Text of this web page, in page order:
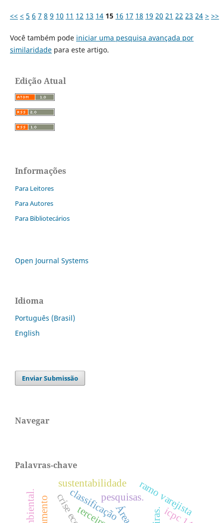
<< < 5 6 7 8 9 10 11 12 13 14 15 16 17 18 19 20 21 22 23 24 > >>
Você também pode iniciar uma pesquisa avançada por
similaridadepara este artigo.
Edição Atual
Informações
Para Leitores
Para Autores
Para Bibliotecários
Open Journal Systems
Idioma
Português (Brasil)
English
Enviar Submissão
Navegar
Palavras-chave
classificaçãopesquisas.
sustentabilidade ramo varejista